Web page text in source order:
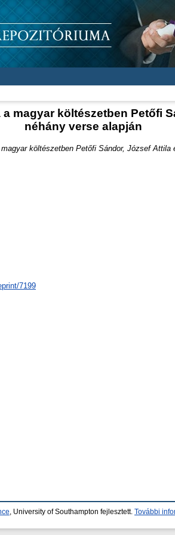
magyar költészetben Petőfi
néhány verse alapján
költészetben Petőfi Sándor, József Attila
7199
, University of Southampton fejlesztett. További